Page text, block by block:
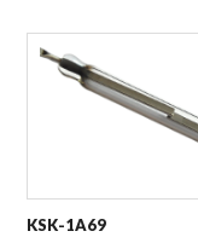
KSK-1A69